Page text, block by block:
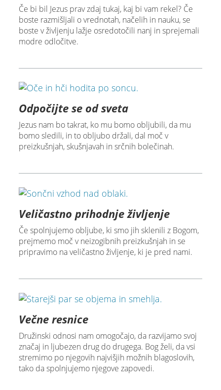
Če bi bil Jezus prav zdaj tukaj, kaj bi vam rekel? Če
boste razmišljali o vrednotah, načelih in nauku, se
boste v življenju lažje osredotočili nanj in sprejemali
modre odločitve.
Odpočijte se od sveta
Jezus nam bo takrat, ko mu bomo obljubili, da mu
bomo sledili, in to obljubo držali, dal moč v
preizkušnjah, skušnjavah in srčnih bolečinah.
Veličastno prihodnje življenje
Če spolnjujemo obljube, ki smo jih sklenili z Bogom,
prejmemo moč v neizogibnih preizkušnjah in se
pripravimo na veličastno življenje, ki je pred nami.
Večne resnice
Družinski odnosi nam omogočajo, da razvijamo svoj
značaj in ljubezen drug do drugega. Bog želi, da vsi
stremimo po njegovih najvišjih možnih blagoslovih,
tako da spolnjujemo njegove zapovedi.